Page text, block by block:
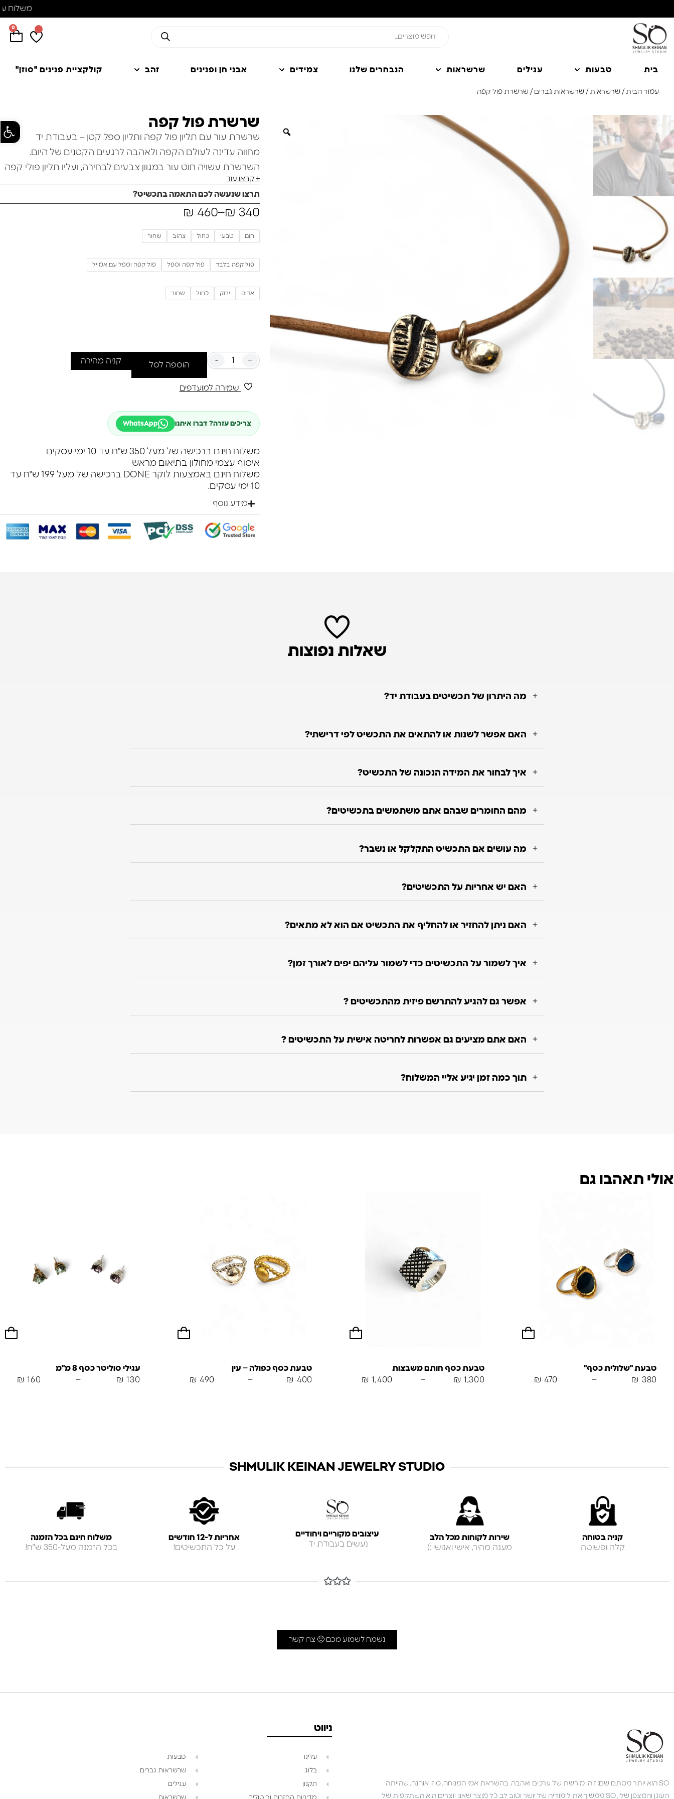
0
בית טבעות עגילים שרשראות הנבחרים שלנו צמידים אבני חן ופנינים זהב קולקציית פנינים "סוזן"
עמוד הבית / שרשראות / שרשראות גברים / שרשרת פול קפה
שרשרת פול קפה
שרשרת עור עם תליון פול קפה ותליון ספל קטן – בעבודת יד
מחווה עדינה לעולם הקפה ולאהבה לרגעים הקטנים של היום.
השרשרת עשויה חוט עור במגוון צבעים לבחירה, ועליו תליון פולי קפה
עם טקסטורה מודגשת שמעניקה עומק ואופי לעיצוב.
לצידו תלוי תליון קטן בצורת ספל קפה , שמוסיף נגיעה שובבה ומלאת
קסם.
+ קראו עוד
תרצו שנעשה לכם התאמה בתכשיט?
₪ 340
–
₪ 460
חום טבעי כחול צהוב שחור
פול קפה בלבד פול קפה וספל פול קפה וספל עם אמייל
אדום ירוק כחול שחור
- +
הוספה לסל קניה מהירה
שמירה למועדפים
צריכים עזרה? דברו איתנו WhatsApp
משלוח חינם ברכישה של מעל 350 ש"ח עד 10 ימי עסקים
איסוף עצמי מחולון בתיאום מראש
משלוח חינם באמצעות לוקר DONE ברכישה של מעל 199 ש"ח עד
10 ימי עסקים.
מידע נוסף
שאלות נפוצות
מה היתרון של תכשיטים בעבודת יד?
האם אפשר לשנות או להתאים את התכשיט לפי דרישתי?
איך לבחור את המידה הנכונה של התכשיט?
מהם החומרים שבהם אתם משתמשים בתכשיטים?
מה עושים אם התכשיט התקלקל או נשבר?
האם יש אחריות על התכשיטים?
האם ניתן להחזיר או להחליף את התכשיט אם הוא לא מתאים?
איך לשמור על התכשיטים כדי לשמור עליהם יפים לאורך זמן?
אפשר גם להגיע להתרשם פיזית מהתכשיטים ?
האם אתם מציעים גם אפשרות לחריטה אישית על התכשיטים ?
תוך כמה זמן יגיע אליי המשלוח?
אולי תאהבו גם
טבעת "שלולית כסף"
₪ 380
–
₪ 470
טבעת כסף חותם משבצות
₪ 1,300
–
₪ 1,400
טבעת כסף כפולה – עין
₪ 400
–
₪ 490
עגילי סוליטר כסף 8 מ"מ
₪ 130
–
₪ 160
SHMULIK KEINAN JEWELRY STUDIO
קניה בטוחה
קלה ופשוטה
שירות לקוחות מכל הלב
מענה מהיר, אישי ואנושי :)
עיצובים מקוריים ויחודיים
נעשים בעבודת יד
אחריות ל-12 חודשים
על כל התכשיטים!
משלוח חינם בכל הזמנה
בכל הזמנה מעל-350 ש"ח!
✩✩✩
נשמח לשמוע מכם 🙂 צרו קשר
SO הוא יותר מסתם שם; זוהי מורשת של ערכים ואהבה. בהשראת אמי המנוחה, סוזן אוחנה, שהייתה
העוגן והמצפן שלי, SO ממשיך את לימודיה של יושר וטוב לב. כל מוצר שאנו יוצרים הוא השתקפות של
ניווט
עלינו
בלוג
תקנון
טבעות
שרשראות גברים
עגילים
פתח